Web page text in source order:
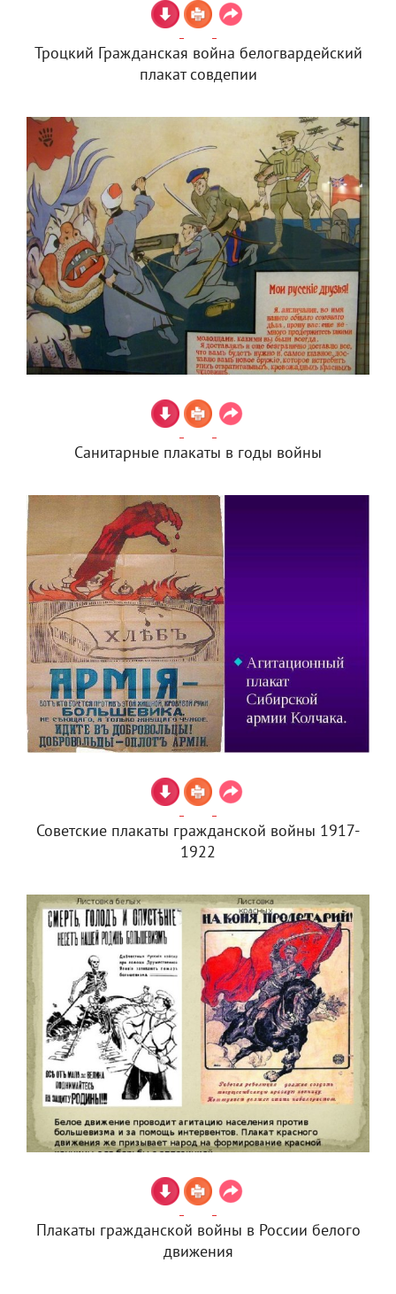
Троцкий Гражданская война белогвардейский
плакат совдепии
Санитарные плакаты в годы войны
Советские плакаты гражданской войны 1917-
1922
Плакаты гражданской войны в России белого
движения